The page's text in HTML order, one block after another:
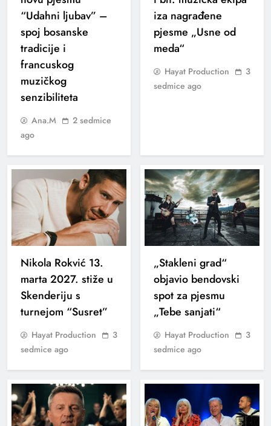
“Udahni ljubav” –
spoj bosanske
tradicije i
francuskog
muzičkog
senzibiliteta
Ana.M
2 sedmice
ago
iza nagrađene
pjesme „Usne od
meda“
Hayat Production
3
sedmice ago
Nikola Rokvić 13.
marta 2027. stiže u
Skenderiju s
turnejom “Susret”
Hayat Production
3
sedmice ago
„Stakleni grad“
objavio bendovski
spot za pjesmu
„Tebe sanjati“
Hayat Production
3
sedmice ago